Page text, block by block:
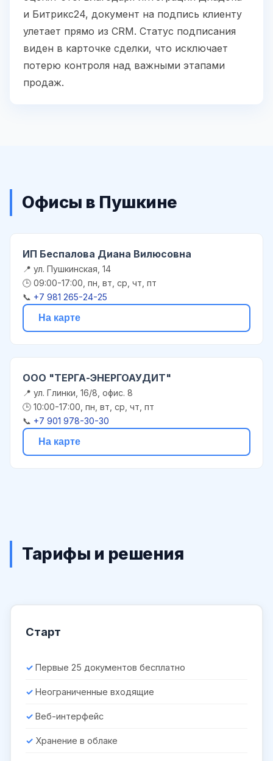
и Битрикс24, документ на подпись клиенту
улетает прямо из CRM. Статус подписания
виден в карточке сделки, что исключает
потерю контроля над важными этапами
продаж.
Офисы в Пушкине
ИП Беспалова Диана Вилюсовна
📍 ул. Пушкинская, 14
🕒 09:00-17:00, пн, вт, ср, чт, пт
📞 +7 981 265-24-25
На карте
ООО "ТЕРГА-ЭНЕРГОАУДИТ"
📍 ул. Глинки, 16/8, офис. 8
🕒 10:00-17:00, пн, вт, ср, чт, пт
📞 +7 901 978-30-30
На карте
Тарифы и решения
Старт
Первые 25 документов бесплатно
Неограниченные входящие
Веб-интерфейс
Хранение в облаке